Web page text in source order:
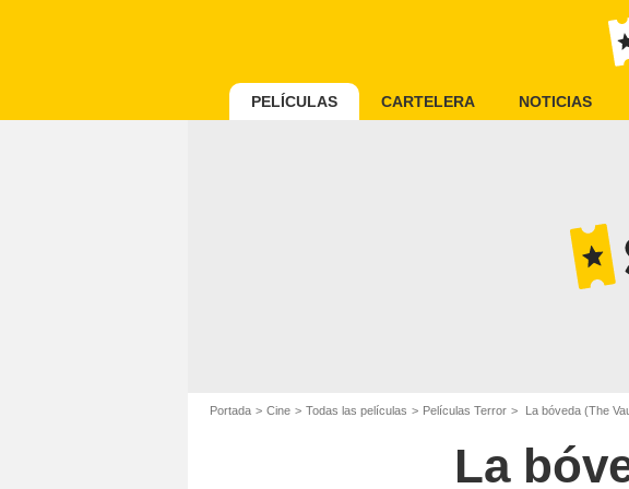
PELÍCULAS CARTELERA NOTICIAS
Portada Cine Todas las películas Películas Terror La bóveda (The
La